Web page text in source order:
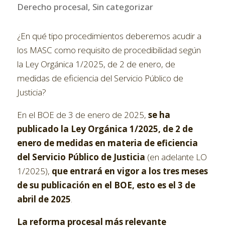
Derecho procesal, Sin categorizar
¿En qué tipo procedimientos deberemos acudir a
los MASC como requisito de procedibilidad según
la Ley Orgánica 1/2025, de 2 de enero, de
medidas de eficiencia del Servicio Público de
Justicia?
En el BOE de 3 de enero de 2025, se ha
publicado la Ley Orgánica 1/2025, de 2 de
enero de medidas en materia de eficiencia
del Servicio Público de Justicia (en adelante LO
1/2025), que entrará en vigor a los tres meses
de su publicación en el BOE, esto es el 3 de
abril de 2025.
La reforma procesal más relevante